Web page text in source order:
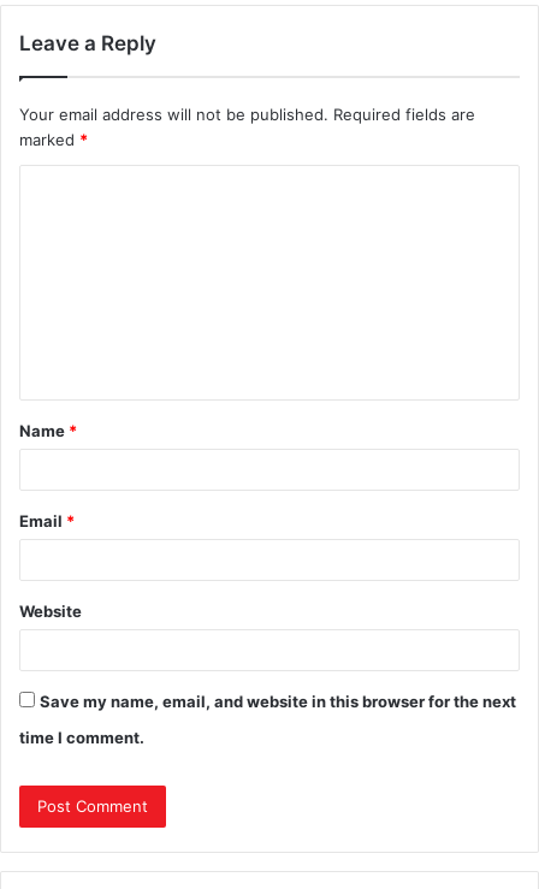
Leave a Reply
Your email address will not be published. Required fields are
marked *
Name *
Email *
Website
Save my name, email, and website in this browser for the next
time I comment.